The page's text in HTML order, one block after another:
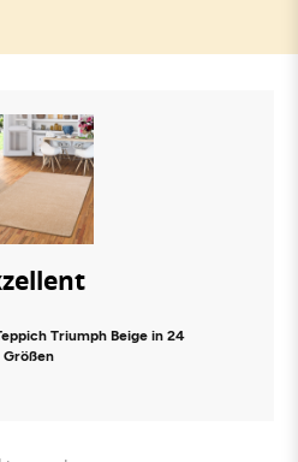
Triumph Beige in 24
Größen